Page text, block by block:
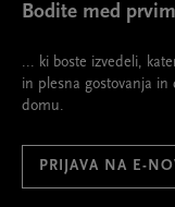
Bodite med
... ki boste izvedeli,
in plesna gostovanja
domu.
PRIJAVA NA E-